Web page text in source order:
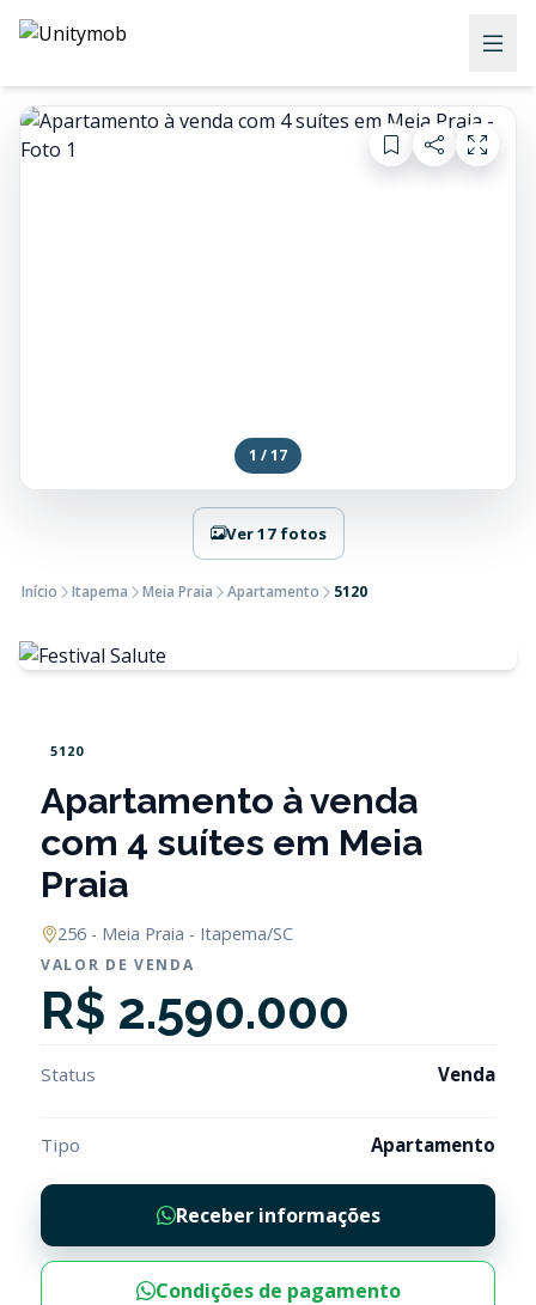
1 / 17
Ver 17 fotos
Início Itapema Meia Praia Apartamento 5120
5120
Apartamento à venda
com 4 suítes em Meia
Praia
256 - Meia Praia - Itapema/SC
VALOR DE VENDA
R$ 2.590.000
Status Venda
Tipo Apartamento
Receber informações
Condições de pagamento